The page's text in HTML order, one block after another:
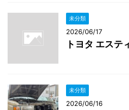
未分類
2026/06/17
トヨタ エステ
未分類
2026/06/16